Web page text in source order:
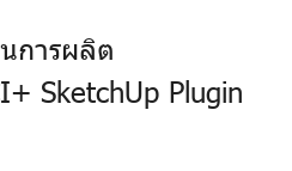
การผลิต
SketchUp Plugin